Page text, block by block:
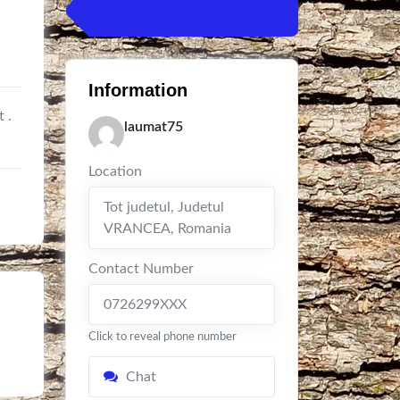
.
Information
laumat75
Location
Tot judetul , Judetul
VRANCEA, Romania
Contact Number
0726299XXX
Click to reveal phone number
Chat